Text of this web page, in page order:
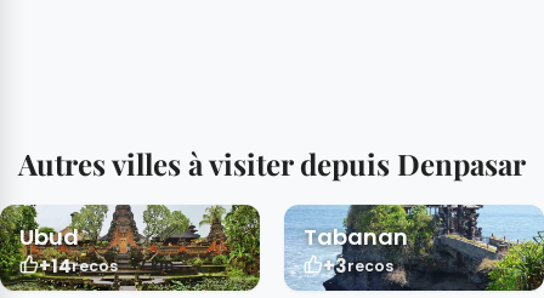
Autres villes à visiter depuis Denpasar
Ubud
+14recos 17 km
Tabanan
+3recos 17 km